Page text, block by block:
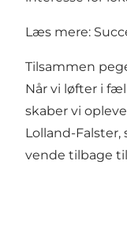
Læs mere:
Tilsammen
Når vi løfter i
skaber vi
Lolland-
vende tilbage